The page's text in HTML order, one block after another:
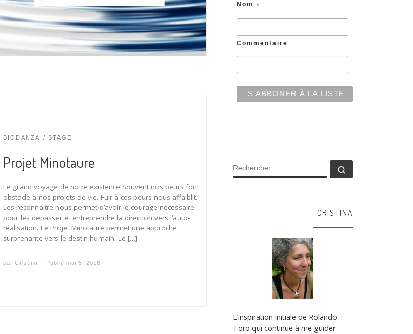
BIODANZA STAGE
Projet Minotaure
Le grand voyage de notre existence Souvent nos peurs font
obstacle à nos projets de vie. Fuir à ces peurs nous affaiblit.
Les reconnaitre nous permet d’avoir le courage nécessaire
pour les depasser et entreprendre la direction vers l’auto-
réalisation. Le Projet Minotaure permet une approche
surprenante vers le destin humain. Le […]
par Cristina Publié mai 5, 2018
Nom *
Commentaire
RECHERCHER
CRISTINA
L’inspiration initiale de Rolando
Toro qui continue à me guider